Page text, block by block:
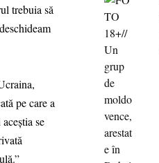
trebuia să
pe care a
se